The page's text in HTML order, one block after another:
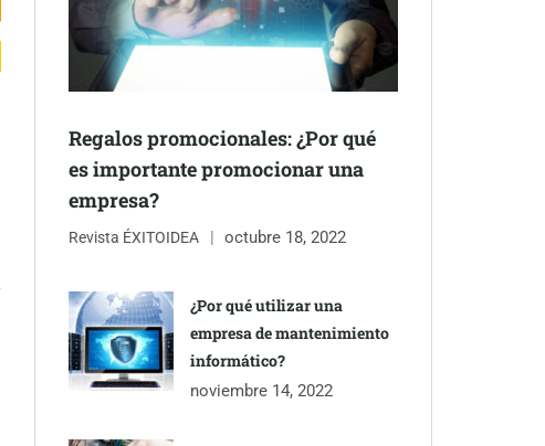
Regalos promocionales: ¿Por qué
es importante promocionar una
empresa?
Revista ÉXITOIDEA octubre 18, 2022
¿Por qué utilizar una
empresa de mantenimiento
informático?
noviembre 14, 2022